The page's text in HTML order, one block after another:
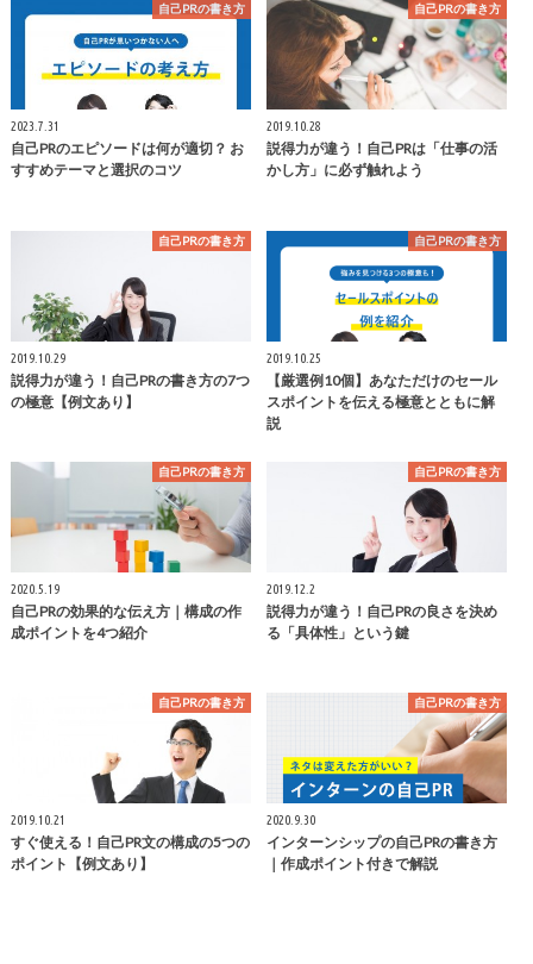
自己PRの書き方
2023.7.31
自己PRのエピソードは何が適切？ お
すすめテーマと選択のコツ
自己PRの書き方
2019.10.28
説得力が違う！自己PRは「仕事の活
かし方」に必ず触れよう
自己PRの書き方
2019.10.29
説得力が違う！自己PRの書き方の7つ
の極意【例文あり】
自己PRの書き方
2019.10.25
【厳選例10個】あなただけのセール
スポイントを伝える極意とともに解
説
自己PRの書き方
2020.5.19
自己PRの効果的な伝え方｜構成の作
成ポイントを4つ紹介
自己PRの書き方
2019.12.2
説得力が違う！自己PRの良さを決め
る「具体性」という鍵
自己PRの書き方
2019.10.21
すぐ使える！自己PR文の構成の5つの
ポイント【例文あり】
自己PRの書き方
2020.9.30
インターンシップの自己PRの書き方
｜作成ポイント付きで解説